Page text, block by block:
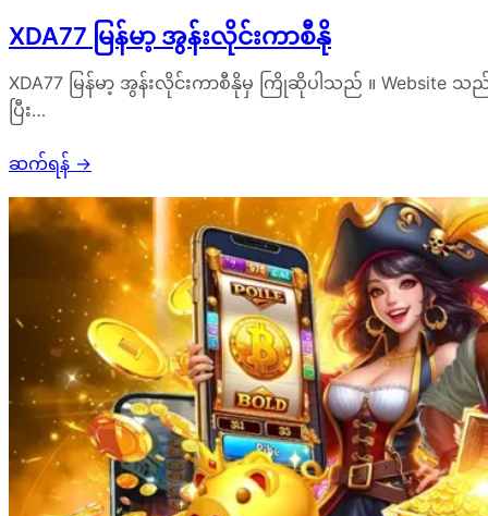
XDA77 မြန်မာ့ အွန်းလိုင်းကာစီနို
XDA77 မြန်မာ့ အွန်းလိုင်းကာစီနိုမှ ကြိုဆိုပါသည် ။ Website
ပြီး…
ဆက်ရန် →